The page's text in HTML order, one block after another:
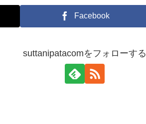
Facebook
suttanipatacomをフォローする